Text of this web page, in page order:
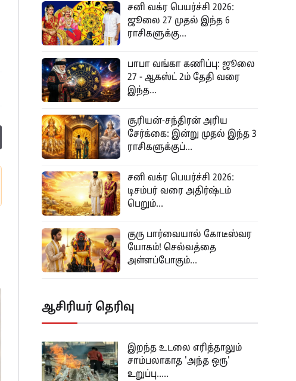
சனி வக்ர பெயர்ச்சி 2026:
ஜூலை 27 முதல் இந்த 6
ராசிகளுக்கு...
பாபா வங்கா கணிப்பு: ஜூலை
27 - ஆகஸ்ட் 2ம் தேதி வரை
இந்த...
சூரியன்-சந்திரன் அரிய
சேர்க்கை: இன்று முதல் இந்த 3
ராசிகளுக்குப்...
சனி வக்ர பெயர்ச்சி 2026:
டிசம்பர் வரை அதிர்ஷ்டம்
பெறும்...
குரு பார்வையால் கோடீஸ்வர
யோகம்! செல்வத்தை
அள்ளப்போகும்...
ஆசிரியர் தெரிவு
இறந்த உடலை எரித்தாலும்
சாம்பலாகாத 'அந்த ஒரு'
உறுப்பு.....